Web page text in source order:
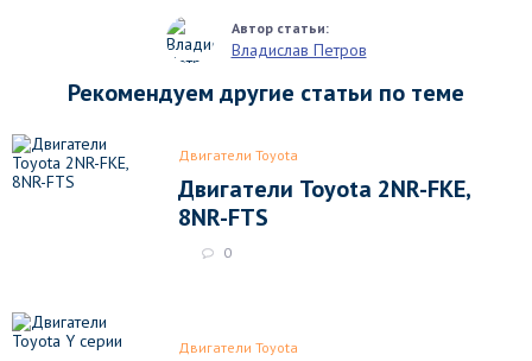
Владислав Петров
Рекомендуем другие статьи по теме
Двигатели Toyota
Двигатели Toyota 2NR-FKE,
8NR-FTS
0
Двигатели Toyota